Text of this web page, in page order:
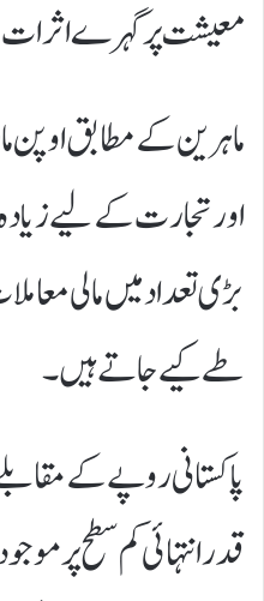
معیشت پر گہرے
ماہرین کے مطابق
اور تجارت کے لیے
بڑی تعداد میں مالی
طے کیے جاتے ہیں۔
پاکستانی روپے کے
قدر انتہائی کم سطح پر